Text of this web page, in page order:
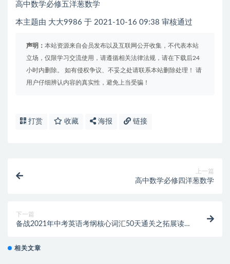
高中数学必修五洋葱数学
本主题由 大大9986 于 2021-10-16 09:38 审核通过
声明： 本站资源来自会员发布以及互联网公开收集，不代表本站
立场，仅限学习交流使用，请遵循相关法律法规，请在下载后24
小时内删除。 如有侵权争议、不妥之处请联系本站删除处理！ 请
用户仔细辨认内容的真实性，避免上当受骗！
打赏 收藏 海报 链接
上一篇
高中数学必修四洋葱数学
下一篇
备战2021年中考英语考纲核心词汇50天通关之拓展读
相关文章